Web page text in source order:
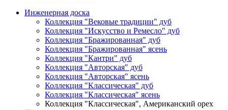
Инженерная доска
Коллекция "Вековые традиции" дуб
Коллекция "Искусство и Ремесло" дуб
Коллекция "Бражированная" дуб
Коллекция "Бражированная" ясень
Коллекция "Кантри" дуб
Коллекция "Авторская" дуб
Коллекция "Авторская" ясень
Коллекция "Классическая" дуб
Коллекция "Классическая" ясень
Коллекция "Классическая", Американский орех